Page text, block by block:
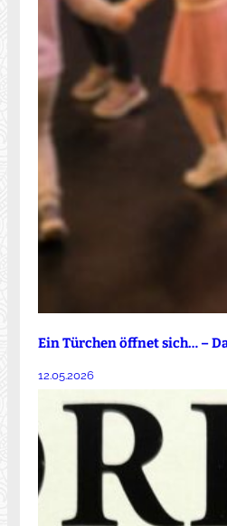
Ein Türchen öffnet sich… –
12.05.2026